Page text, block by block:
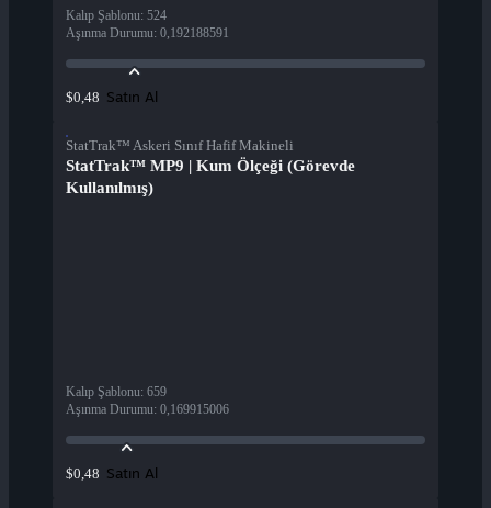
Kalıp Şablonu: 524
Aşınma Durumu: 0,192188591
$0,48 Satın Al
StatTrak™ Askeri Sınıf Hafif Makineli
StatTrak™ MP9 | Kum Ölçeği (Görevde
Kullanılmış)
Kalıp Şablonu: 659
Aşınma Durumu: 0,169915006
$0,48 Satın Al